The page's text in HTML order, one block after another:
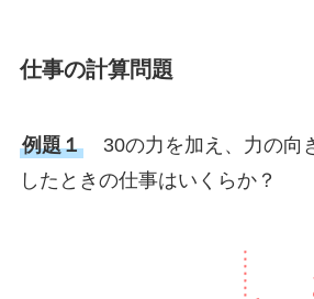
仕事の計算問題
例題１30の力を加え、力の向
したときの仕事はいくらか？